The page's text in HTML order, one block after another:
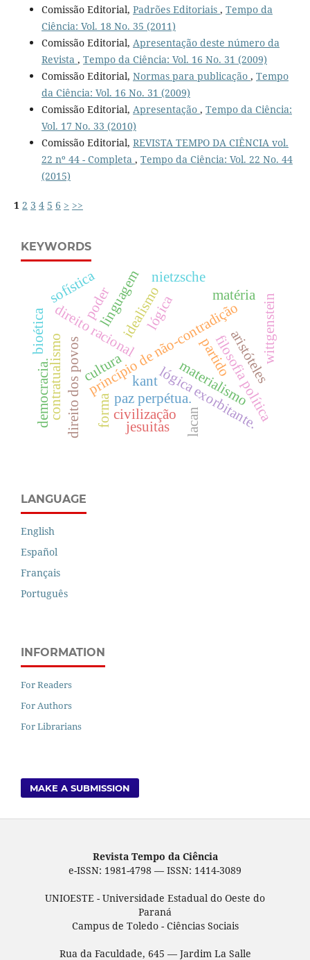
Comissão Editorial, Padrões Editoriais , Tempo da
Ciência: Vol. 18 No. 35 (2011)
Comissão Editorial, Apresentação deste número da
Revista , Tempo da Ciência: Vol. 16 No. 31 (2009)
Comissão Editorial, Normas para publicação , Tempo
da Ciência: Vol. 16 No. 31 (2009)
Comissão Editorial, Apresentação , Tempo da Ciência:
Vol. 17 No. 33 (2010)
Comissão Editorial, REVISTA TEMPO DA CIÊNCIA vol.
22 nº 44 - Completa , Tempo da Ciência: Vol. 22 No. 44
(2015)
1 2 3 4 5 6 > >>
KEYWORDS
lógica
princípio de não-contradição
lógica exorbitante.
kant
direito racional
filosofia política
direito dos povos
contratualismo paz perpétua.
idealismo
materialismo
forma
matéria
democracia.
linguagem
aristóteles
sofística
civilização
cultura
nietzsche
jesuitas
bioética
partido
poder
lacan
wittgenstein
LANGUAGE
English
Español
Français
Português
INFORMATION
For Readers
For Authors
For Librarians
MAKE A SUBMISSION
Revista Tempo da Ciência
e-ISSN: 1981-4798 — ISSN: 1414-3089
UNIOESTE - Universidade Estadual do Oeste do
Paraná
Campus de Toledo - Ciências Sociais
Rua da Faculdade, 645 — Jardim La Salle